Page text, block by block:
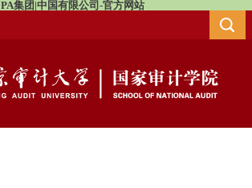
PA集团|中国有限公司-官方网站